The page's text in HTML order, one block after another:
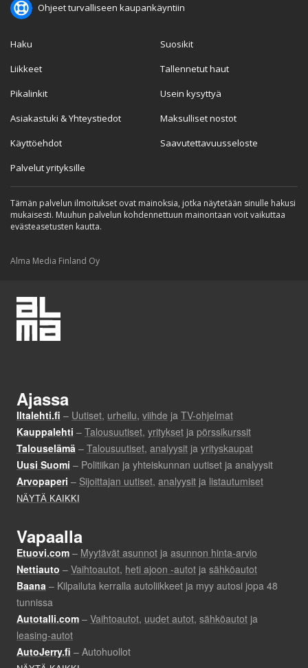
Ohjeet turvalliseen kaupankäyntiin
Haku
Liikkeet
Pikalinkit
Asiakastuki & Yhteystiedot
Käyttöehdot
Palvelut yrityksille
Suosikit
Tallennetut haut
Usein kysyttyä
Maksulliset nostot
Saavutettavuusseloste
Tämän palvelun ilmoitukset ovat mainoksia, jotka näytetään sinulle hakusi
mukaisesti. Muuhun palvelun kohdennettuun mainontaan voit vaikuttaa
evästeasetusten kautta.
Alma Media Finland Oy